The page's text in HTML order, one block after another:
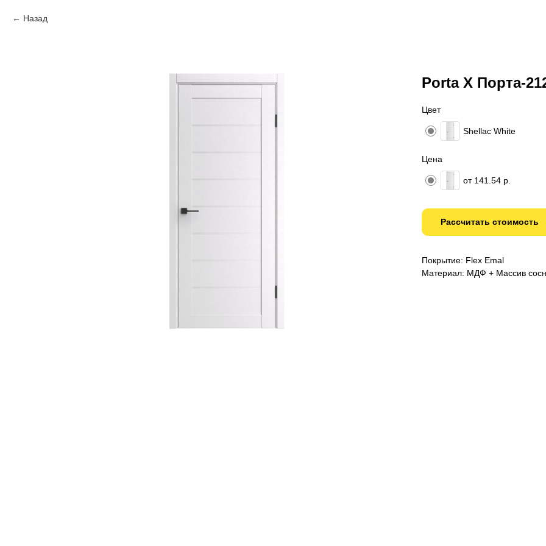
Назад
Porta X Порта-
Цвет
Shellac White
Цена
от 141.54 р.
Рассчитать стоимость
Покрытие: Flex Emal
Материал: МДФ + Массив